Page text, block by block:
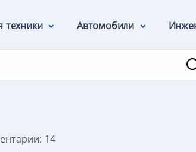
техники Автомобили
14